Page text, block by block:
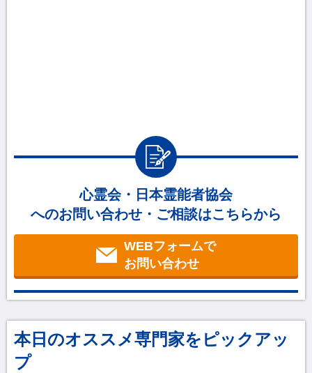
心霊会・日本霊能者協会
へのお問い合わせ・ご相談はこちらから
WEBフォームで
お問い合わせ
本日のオススメ専門家をピックアッ
プ